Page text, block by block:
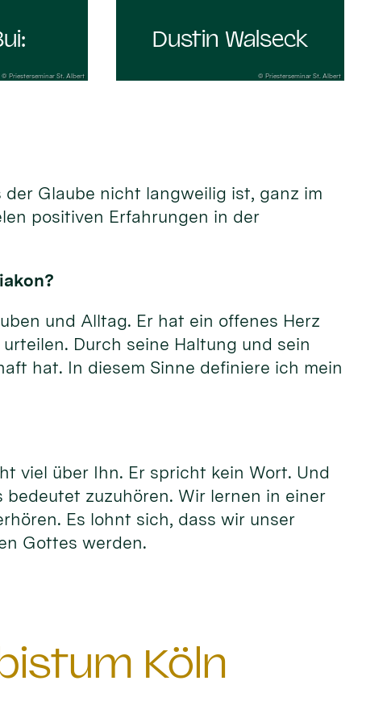
Glaube nicht langweilig ist, ganz im
positiven Erfahrungen in der
und Alltag. Er hat ein offenes Herz
Durch seine Haltung und sein
hat. In diesem Sinne definiere ich mein
viel über Ihn. Er spricht kein Wort. Und
zuzuhören. Wir lernen in einer
Es lohnt sich, dass wir unser
Gottes werden.
© Priesterseminar St. Albert
Dustin Walseck
© Priesterseminar St. Albert
Köln